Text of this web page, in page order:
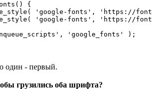
{
'google_fonts' );
один - первый.
грузились оба шрифта?